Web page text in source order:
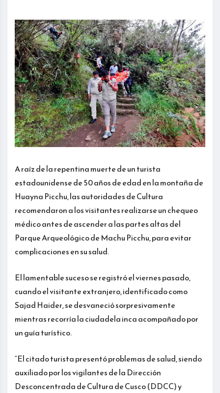
A raíz de la repentina muerte de un turista
estadounidense de 50 años de edad en la montaña de
Huayna Picchu, las autoridades de Cultura
recomendaron a los visitantes realizarse un chequeo
médico antes de ascender a las partes altas del
Parque Arqueológico de Machu Picchu, para evitar
complicaciones en su salud.
El lamentable suceso se registró el viernes pasado,
cuando el visitante extranjero, identificado como
Sajad Haider, se desvaneció sorpresivamente
mientras recorría la ciudadela inca acompañado por
un guía turístico.
“El citado turista presentó problemas de salud, siendo
auxiliado por los vigilantes de la Dirección
Desconcentrada de Cultura de Cusco (DDCC) y